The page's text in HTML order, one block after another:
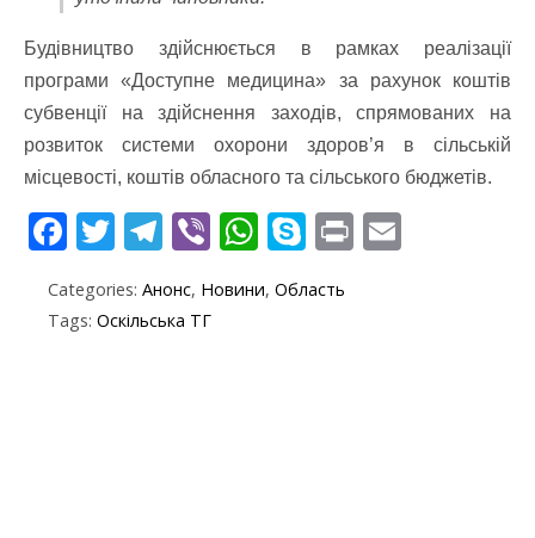
Будівництво здійснюється в рамках реалізації
програми «Доступне медицина» за рахунок коштів
субвенції на здійснення заходів, спрямованих на
розвиток системи охорони здоров’я в сільській
місцевості, коштів обласного та сільського бюджетів.
F
e
b
T
itt
T
e
Vi
er
W
at
S
y
Pr
Categories: Анонс, Новини, Область
Tags: Оскільська ТГ